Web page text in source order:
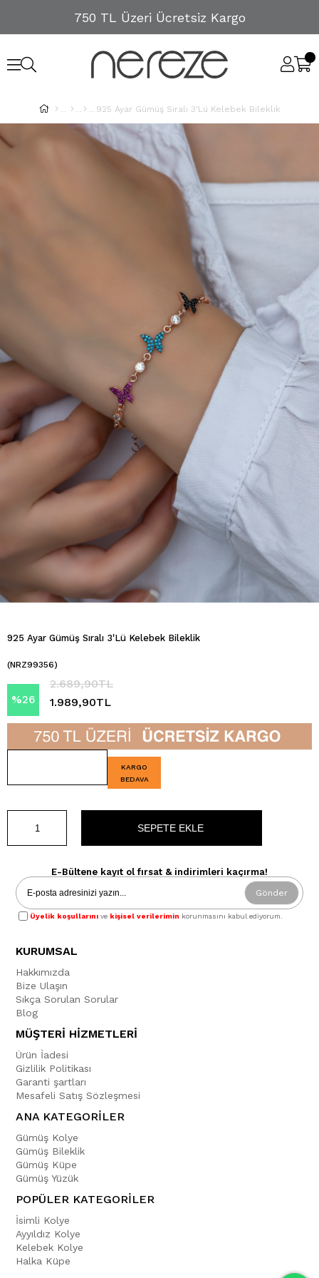
750 TL Üzeri Ücretsiz Kargo
925 Ayar Gümüş Sıralı 3'Lü Kelebek Bileklik
925 Ayar Gümüş Sıralı 3'Lü Kelebek Bileklik
(NRZ99356)
%26
İndirim
2.689,90TL
1.989,90TL
KARGO
BEDAVA
E-Bültene kayıt ol fırsat & indirimleri kaçırma!
Gönder
Üyelik koşullarını ve kişisel verilerimin korunmasını kabul ediyorum.
KURUMSAL
Hakkımızda
Bize Ulaşın
Sıkça Sorulan Sorular
Blog
MÜŞTERİ HİZMETLERİ
Ürün İadesi
Gizlilik Politikası
Garanti şartları
Mesafeli Satış Sözleşmesi
ANA KATEGORİLER
Gümüş Kolye
Gümüş Bileklik
Gümüş Küpe
Gümüş Yüzük
POPÜLER KATEGORİLER
İsimli Kolye
Ayyıldız Kolye
Kelebek Kolye
Halka Küpe